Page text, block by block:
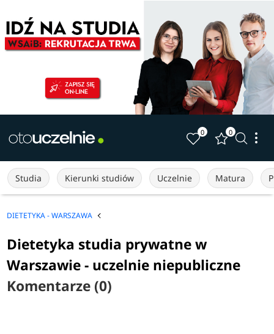
0 0
Studia Kierunki studiów Uczelnie Matura
DIETETYKA - WARSZAWA
Dietetyka studia prywatne w
Warszawie - uczelnie niepubliczne
Komentarze (0)